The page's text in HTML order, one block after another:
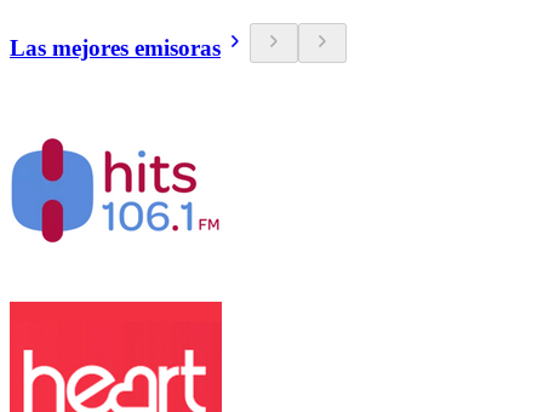
Las mejores emisoras